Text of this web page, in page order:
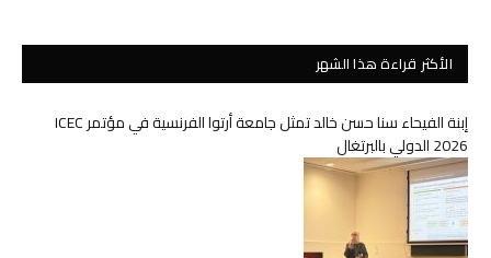
الأكثر قراءة هذا الشهر
إبنة الفيحاء سنا حسن خالد تمثل جامعة أرتوا الفرنسية في مؤتمر ICEC
2026 الدولي بالبرتغال